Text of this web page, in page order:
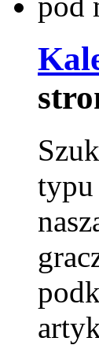
typu